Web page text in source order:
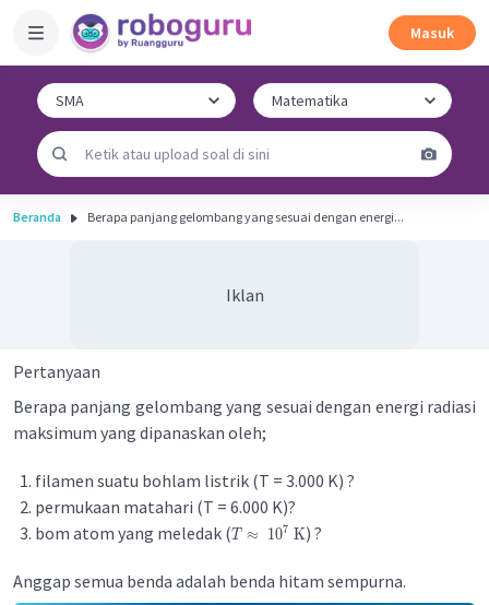
Masuk
Beranda Berapa panjang gelombang yang sesuai dengan energi...
Iklan
Pertanyaan
Berapa panjang gelombang yang sesuai dengan energi radiasi
maksimum yang dipanaskan oleh;
filamen suatu bohlam listrik (T = 3.000 K) ?
permukaan matahari (T = 6.000 K)?
bom atom yang meledak (T ≈ 107 K) ?
Anggap semua benda adalah benda hitam sempurna.